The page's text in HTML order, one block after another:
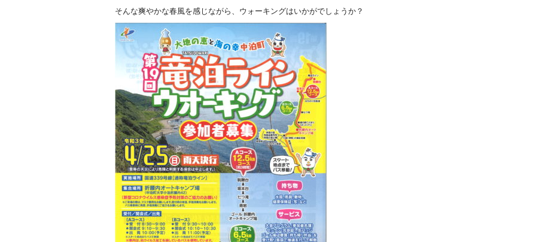
そんな爽やかな春風を感じながら、ウォーキングはいかがでしょうか？